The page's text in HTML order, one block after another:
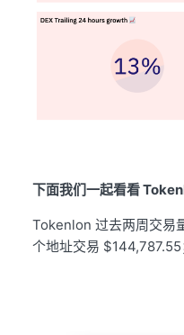
下面我们一起看看
Tokenlon 过去两周交易
个地址交易 $144,787.55